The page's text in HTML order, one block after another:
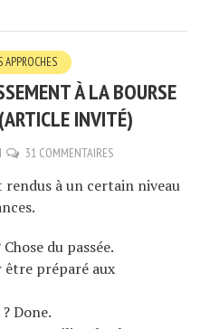
APPROCHES
À LA BOURSE
INVITÉ)
31 COMMENTAIRES
rendus à un certain niveau
Chose du passée.
être préparé aux
Done.